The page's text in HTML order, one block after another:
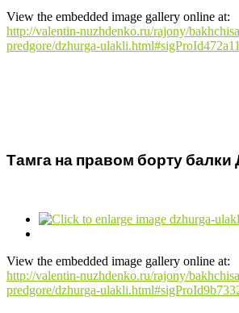
View the embedded image gallery online at:
http://valentin-nuzhdenko.ru/rajony/
predgore/dzhurga-
Тамга на правом борту балки
View the embedded image gallery online at:
http://valentin-nuzhdenko.ru/rajony/
predgore/dzhurga-